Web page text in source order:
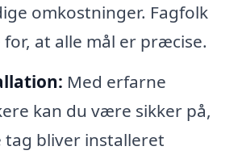
omkostninger. Fagfolk
at alle mål er præcise.
Med erfarne
kan du være sikker på,
tag bliver installeret